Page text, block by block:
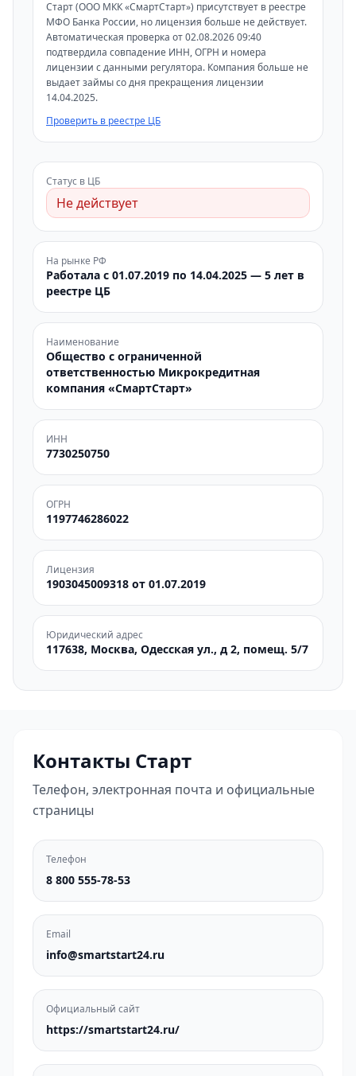
Старт (ООО МКК «СмартСтарт») присутствует в реестре
МФО Банка России, но лицензия больше не действует.
Автоматическая проверка от 02.08.2026 09:40
подтвердила совпадение ИНН, ОГРН и номера
лицензии с данными регулятора. Компания больше не
выдает займы со дня прекращения лицензии
14.04.2025.
Проверить в реестре ЦБ
Статус в ЦБ
Не действует
На рынке РФ
Работала с 01.07.2019 по 14.04.2025 — 5 лет в
реестре ЦБ
Наименование
Общество с ограниченной
ответственностью Микрокредитная
компания «СмартСтарт»
ИНН
7730250750
ОГРН
1197746286022
Лицензия
1903045009318 от 01.07.2019
Юридический адрес
117638, Москва, Одесская ул., д 2, помещ. 5/7
Контакты Старт
Телефон, электронная почта и официальные
страницы
Телефон
8 800 555-78-53
Email
info@smartstart24.ru
Официальный сайт
https://smartstart24.ru/